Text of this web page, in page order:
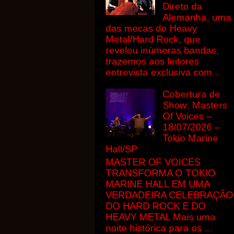
Direto da
Alemanha, uma
das mecas do Heavy
Metal/Hard Rock, que
revelou inúmeras bandas,
trazemos aos leitores
entrevista exclusiva com...
Cobertura de
Show: Masters
Of Voices –
18/07/2026 –
Tokio Marine
Hall/SP
MASTER OF VOICES
TRANSFORMA O TOKIO
MARINE HALL EM UMA
VERDADEIRA CELEBRAÇÃO
DO HARD ROCK E DO
HEAVY METAL Mais uma
noite histórica para os ...